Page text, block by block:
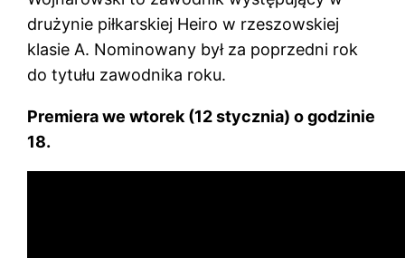
drużynie piłkarskiej Heiro w rzeszowskiej
klasie A. Nominowany był za poprzedni rok
do tytułu zawodnika roku.
Premiera we wtorek (12 stycznia) o godzinie
18.